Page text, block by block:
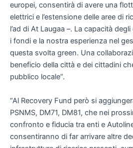
europei, consentirà di avere una
elettrici e l’estensione delle aree di
l’ad di At Laugaa –. La capacità
i fondi e la nostra esperienza nel
questa svolta green. Una
beneficio della città e dei cittadini
pubblico locale”.
“Al Recovery Fund però si
PSNMS, DM71, DM81, che nei
confronto e fiducia tra enti e
consentiranno di far arrivare altre